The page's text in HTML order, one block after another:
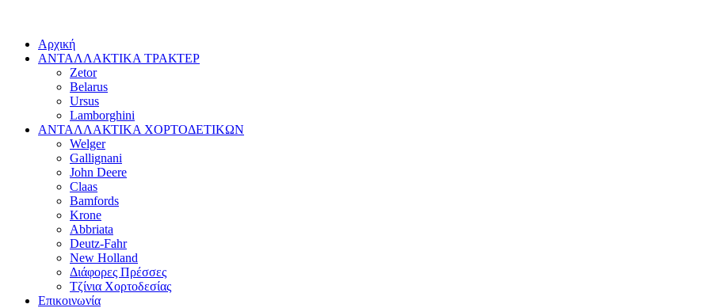
Αρχική
ΑΝΤΑΛΛΑΚΤΙΚΑ ΤΡΑΚΤΕΡ
Zetor
Belarus
Ursus
Lamborghini
ΑΝΤΑΛΛΑΚΤΙΚΑ ΧΟΡΤΟΔΕΤΙΚΩΝ
Welger
Gallignani
John Deere
Claas
Bamfords
Krone
Abbriata
Deutz-Fahr
New Holland
Διάφορες Πρέσσες
Τζίνια Χορτοδεσίας
Επικοινωνία